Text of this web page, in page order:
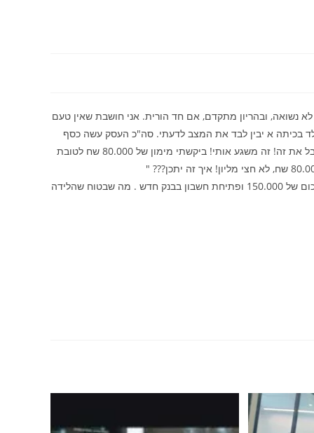
לבד לא נשואה, ובהריון מתקדם, אם חד הורית. אני חושבת שאין טעם
בכיתה א יבין לבד את המצב לדעתי. סה"כ העסק עשה כסף
מאז שנפתח, אולם שנה שעברה והשנה היתה ירידה בהכנסה, והבנק לא מוכן לקבל את זה! זה משגע אותי! ביקשתי מימון של 80.000 שח לטובת
מתוך פגישת אבחון לפני שבועיים אצלי במשרד, ברוך השם השבוע גייסתי לה סכום של 150.000 ופתיחת חשבון בבנק חדש . מה שבטוח שהלידה